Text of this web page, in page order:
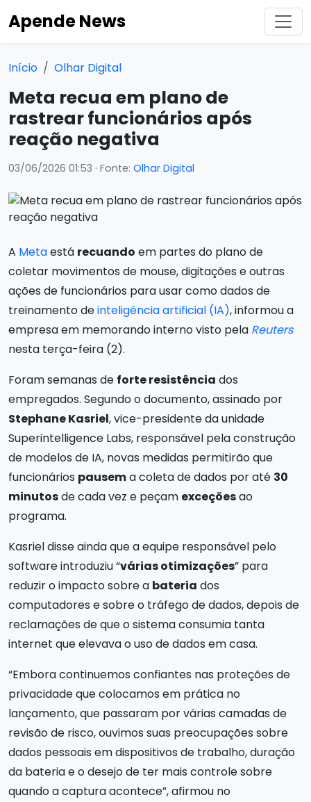
Apende News
Início Olhar Digital
Meta recua em plano de
rastrear funcionários após
reação negativa
03/06/2026 01:53 · Fonte: Olhar Digital
A Metaestá recuando em partes do plano de
coletar movimentos de mouse, digitações e outras
ações de funcionários para usar como dados de
treinamento deinteligência artificial (IA), informou a
empresa em memorando interno visto pela Reuters
nesta terça-feira (2).
Foram semanas de forte resistência dos
empregados. Segundo o documento, assinado por
Stephane Kasriel, vice-presidente da unidade
Superintelligence Labs, responsável pela construção
de modelos de IA, novas medidas permitirão que
funcionários pausema coleta de dados por até 30
minutosde cada vez e peçam exceçõesao
programa.
Kasriel disse ainda que a equipe responsável pelo
software introduziu “várias otimizações” para
reduzir o impacto sobre a bateria dos
computadores e sobre o tráfego de dados, depois de
reclamações de que o sistema consumia tanta
internet que elevava o uso de dados em casa.
“Embora continuemos confiantes nas proteções de
privacidade que colocamos em prática no
lançamento, que passaram por várias camadas de
revisão de risco, ouvimos suas preocupações sobre
dados pessoais em dispositivos de trabalho, duração
da bateria e o desejo de ter mais controle sobre
quando a captura acontece”, afirmou no